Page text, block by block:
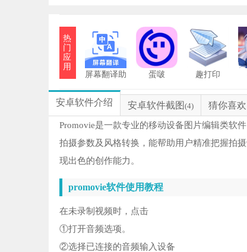
热
门
应
用
屏幕翻译助
蛋啵 趣打印
安卓软件介绍 安卓软件截图 (4) 猜你喜欢
Promovie是一款专业的移动设备图片编辑类软
拍摄参数及风格转换，能帮助用户精准把握拍
现出色的创作能力。
promovie软件使用教程
在未录制视频时，点击
①打开音频选项。
②选择已连接的音频输入设备